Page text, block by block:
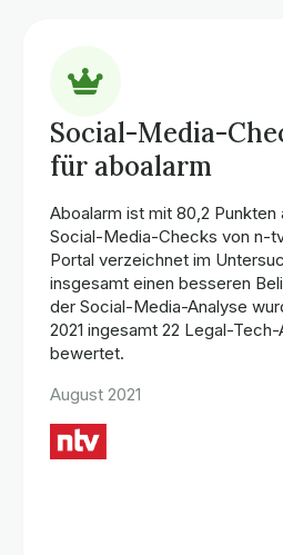
Social-Media-
für aboalarm
Aboalarm ist mit 80,2 Punkten
Social-Media-Checks von n-
Portal verzeichnet im
insgesamt einen besseren
der Social-Media-Analyse
2021 ingesamt 22 Legal-
bewertet.
August 2021